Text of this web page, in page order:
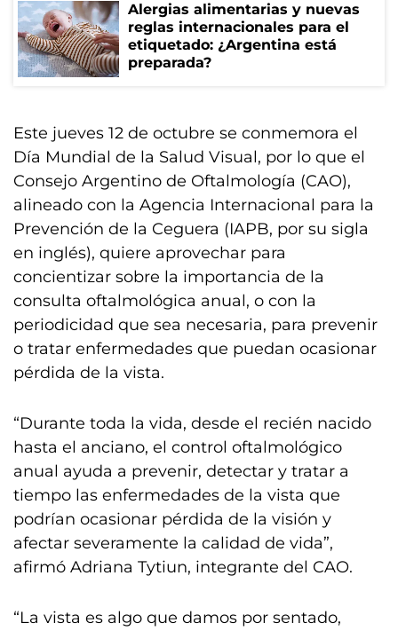
Alergias alimentarias y nuevas
reglas internacionales para el
etiquetado: ¿Argentina está
preparada?
Este jueves 12 de octubre se conmemora el
Día Mundial de la Salud Visual, por lo que el
Consejo Argentino de Oftalmología (CAO),
alineado con la Agencia Internacional para la
Prevención de la Ceguera (IAPB, por su sigla
en inglés), quiere aprovechar para
concientizar sobre la importancia de la
consulta oftalmológica anual, o con la
periodicidad que sea necesaria, para prevenir
o tratar enfermedades que puedan ocasionar
pérdida de la vista.
“Durante toda la vida, desde el recién nacido
hasta el anciano, el control oftalmológico
anual ayuda a prevenir, detectar y tratar a
tiempo las enfermedades de la vista que
podrían ocasionar pérdida de la visión y
afectar severamente la calidad de vida”,
afirmó Adriana Tytiun, integrante del CAO.
“La vista es algo que damos por sentado,